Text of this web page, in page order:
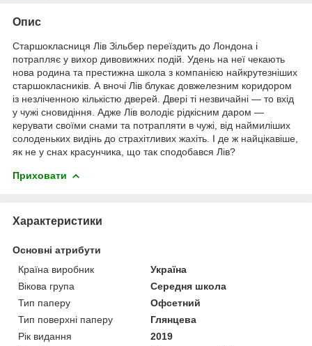
Опис
Старшокласниця Лів Зільбер переїздить до Лондона і
потрапляє у вихор дивовижних подій. Удень на неї чекають
нова родина та престижна школа з компанією найкрутезніших
старшокласників. А вночі Лів блукає довжелезним коридором
із незліченною кількістю дверей. Двері ті незвичайні — то вхід
у чужі сновидіння. Адже Лів володіє рідкісним даром —
керувати своїми снами та потрапляти в чужі, від наймиліших
солоденьких видінь до страхітливих жахіть. І де ж найцікавіше,
як не у снах красунчика, що так сподобався Лів?
Приховати
Характеристики
Основні атрибути
Країна виробник
Україна
Вікова група
Середня школа
Тип паперу
Офсетний
Тип поверхні паперу
Глянцева
Рік видання
2019